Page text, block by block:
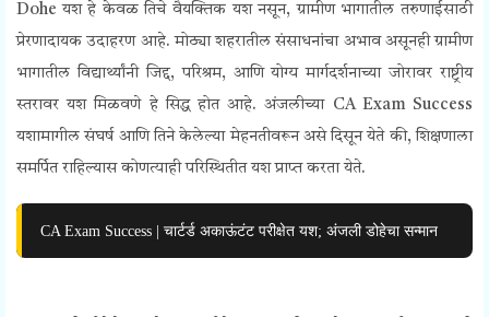
Dohe यश हे केवळ तिचे वैयक्तिक यश नसून, ग्रामीण भागातील तरुणाईसाठी
प्रेरणादायक उदाहरण आहे. मोठ्या शहरातील संसाधनांचा अभाव असूनही ग्रामीण
भागातील विद्यार्थ्यांनी जिद्द, परिश्रम, आणि योग्य मार्गदर्शनाच्या जोरावर राष्ट्रीय
स्तरावर यश मिळवणे हे सिद्ध होत आहे.अंजलीच्या CA Exam Success
यशामागील संघर्ष आणि तिने केलेल्या मेहनतीवरून असे दिसून येते की, शिक्षणाला
समर्पित राहिल्यास कोणत्याही परिस्थितीत यश प्राप्त करता येते.
CA Exam Success | चार्टर्ड अकाऊंटंट परीक्षेत यश; अंजली डोहेचा सन्मान